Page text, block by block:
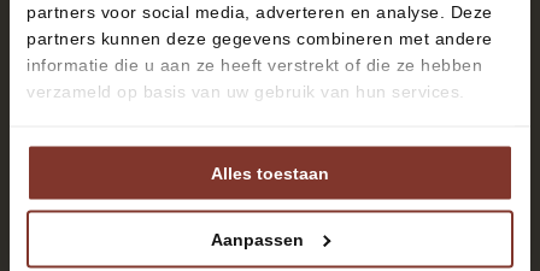
partners voor social media, adverteren en analyse. Deze
partners kunnen deze gegevens combineren met andere
informatie die u aan ze heeft verstrekt of die ze hebben
verzameld op basis van uw gebruik van hun services.
Alles toestaan
Aanpassen
Openingstijden
Vrijdagmiddag tussen 13.30 en 16.30 uur.
Route naar het Infocentrum